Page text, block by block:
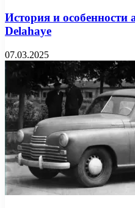
История и особенности
Delahaye
07.03.2025